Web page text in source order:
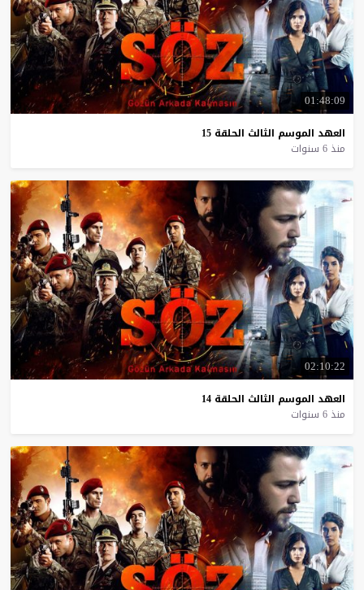
01:48:09
العهد الموسم الثالث الحلقة 15
منذ 6 سنوات
02:10:22
العهد الموسم الثالث الحلقة 14
منذ 6 سنوات